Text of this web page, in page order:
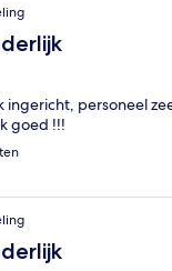
ingericht, personeel
goed !!!